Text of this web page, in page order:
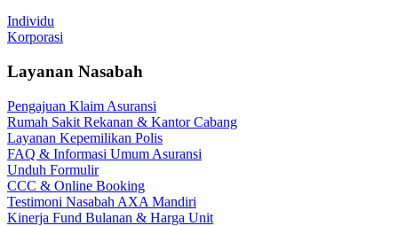
Individu
Korporasi
Layanan Nasabah
Pengajuan Klaim Asuransi
Rumah Sakit Rekanan & Kantor Cabang
Layanan Kepemilikan Polis
FAQ & Informasi Umum Asuransi
Unduh Formulir
CCC & Online Booking
Testimoni Nasabah AXA Mandiri
Kinerja Fund Bulanan & Harga Unit